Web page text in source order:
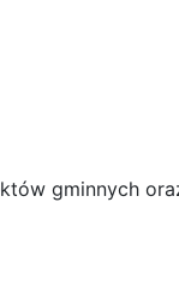
gminnych